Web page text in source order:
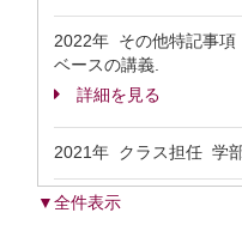
2022年 その他特記事項
ベースの講義.
詳細を見る
2021年 クラス担任 学
▼全件表示